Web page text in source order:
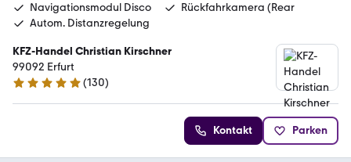
Navigationsmodul Disco
Rückfahrkamera (Rear
Autom. Distanzregelung
KFZ-Handel Christian Kirschner
99092 Erfurt
5 Sterne
(130)
Kontakt Parken